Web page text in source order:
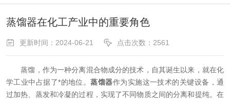
蒸馏器在化工产业中的重要角色
更新时间：2024-06-21 点击次数：2561
蒸馏，作为一种分离混合物成分的技术，自其诞生以来，就在化
学工业中占据了*的地位。蒸馏器作为实施这一技术的关键设备，通
过加热、蒸发和冷凝的过程，实现了不同物质之间的分离和提纯。在